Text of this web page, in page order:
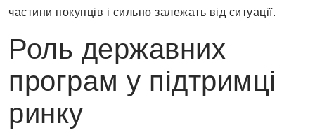
частини покупців і сильно залежать від ситуації.
Роль державних
програм у підтримці
ринку